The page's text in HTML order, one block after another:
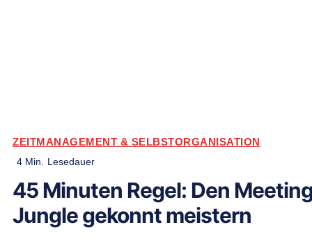
ZEITMANAGEMENT & SELBSTORGANISATION
4 Min. Lesedauer
45 Minuten Regel: Den
Jungle gekonnt meistern